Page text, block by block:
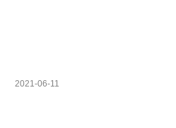
2021-06-11